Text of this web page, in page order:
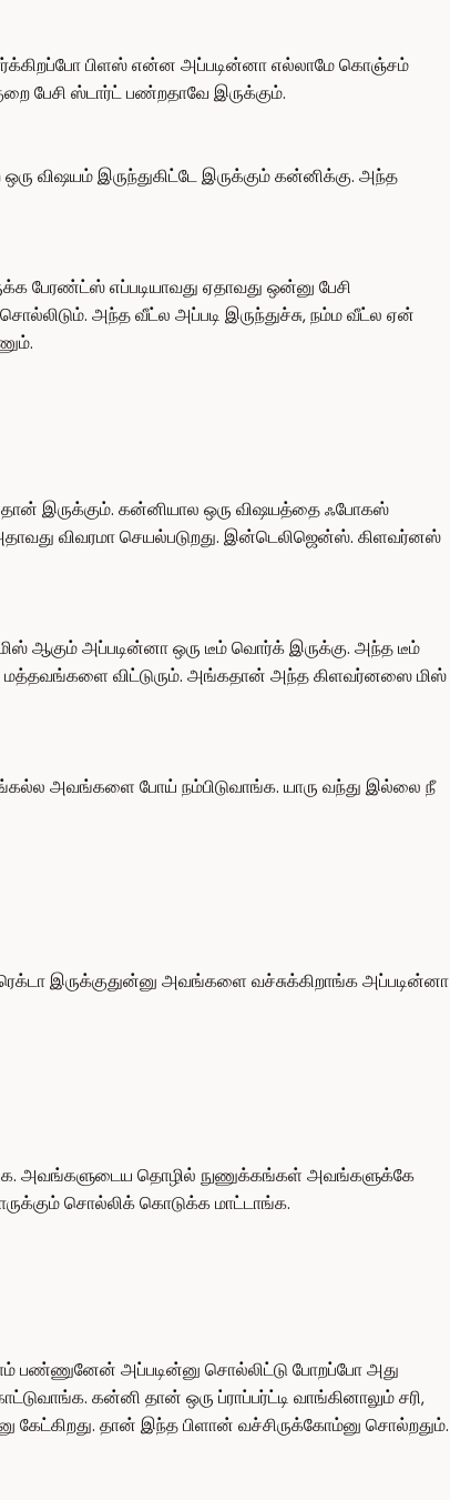
பிளஸ் என்ன அப்படின்னா எல்லாமே கொஞ்சம்
பேசி ஸ்டார்ட் பண்றதாவே இருக்கும்.
விஷயம் இருந்துகிட்டே இருக்கும் கன்னிக்கு. அந்த
பேரண்ட்ஸ் எப்படியாவது ஏதாவது ஒன்னு பேசி
அந்த வீட்ல அப்படி இருந்துச்சு, நம்ம வீட்ல ஏன்
இருக்கும். கன்னியால ஒரு விஷயத்தை ஃபோகஸ்
விவரமா செயல்படுறது. இன்டெலிஜென்ஸ். கிளவர்னஸ்
ஆகும் அப்படின்னா ஒரு டீம் வொர்க் இருக்கு. அந்த டீம்
மத்தவங்களை விட்டுரும். அங்கதான் அந்த கிளவர்னஸை மிஸ்
அவங்களை போய் நம்பிடுவாங்க. யாரு வந்து இல்லை நீ
இருக்குதுன்னு அவங்களை வச்சுக்கிறாங்க அப்படின்னா
அவங்களுடைய தொழில் நுணுக்கங்கள் அவங்களுக்கே
சொல்லிக் கொடுக்க மாட்டாங்க.
அப்படின்னு சொல்லிட்டு போறப்போ அது
கன்னி தான் ஒரு ப்ராப்பர்ட்டி வாங்கினாலும் சரி,
தான் இந்த பிளான் வச்சிருக்கோம்னு சொல்றதும்.